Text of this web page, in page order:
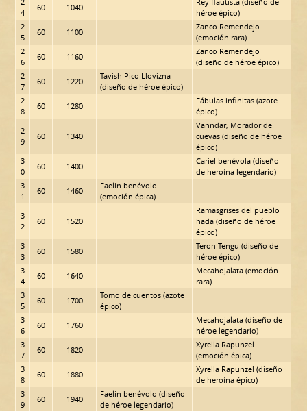
4
60 1040
héroe épico)
2
5
60 1100
Zanco Remendejo
(emoción rara)
2
6
60 1160
Zanco Remendejo
(diseño de héroe épico)
2
7
60 1220
Tavish Pico Llovizna
(diseño de héroe épico)
2
8
60 1280
Fábulas infinitas (azote
épico)
2
9
60 1340
Vanndar, Morador de
cuevas (diseño de héroe
épico)
3
0
60 1400
Cariel benévola (diseño
de heroína legendario)
3
1
60 1460
Faelin benévolo
(emoción épica)
3
2
60 1520
Ramasgrises del pueblo
hada (diseño de héroe
épico)
3
3
60 1580
Teron Tengu (diseño de
héroe épico)
3
4
60 1640
Mecahojalata (emoción
rara)
3
5
60 1700
Tomo de cuentos (azote
épico)
3
6
60 1760
Mecahojalata (diseño de
héroe legendario)
3
7
60 1820
Xyrella Rapunzel
(emoción épica)
3
8
60 1880
Xyrella Rapunzel (diseño
de heroína épico)
3
9
60 1940
Faelin benévolo (diseño
de héroe legendario)